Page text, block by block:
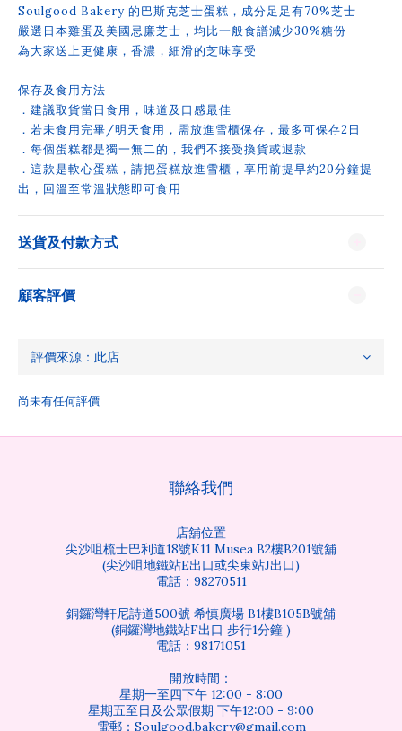
Soulgood Bakery 的巴斯克芝士蛋糕，成分足足有70%芝士
嚴選日本雞蛋及美國忌廉芝士，均比一般食譜減少30%糖份
為大家送上更健康，香濃，細滑的芝味享受
保存及食用方法
．建議取貨當日食用，味道及口感最佳
．若未食用完畢/明天食用，需放進雪櫃保存，最多可保存2日
．每個蛋糕都是獨一無二的，我們不接受換貨或退款
．這款是軟心蛋糕，請把蛋糕放進雪櫃，享用前提早約20分鐘提
出，回溫至常溫狀態即可食用
送貨及付款方式
顧客評價
尚未有任何評價
聯絡我們
店舖位置
尖沙咀梳士巴利道18號K11 Musea B2樓B201號舖
(尖沙咀地鐵站E出口或尖東站J出口)
電話：98270511
銅鑼灣軒尼詩道500號 希慎廣場 B1樓B105B號舖
(銅鑼灣地鐵站F出口 步行1分鐘 )
電話：98171051
開放時間：
星期一至四下午 12:00 - 8:00
星期五至日及公眾假期 下午12:00 - 9:00
電郵：Soulgood.bakery@gmail.com